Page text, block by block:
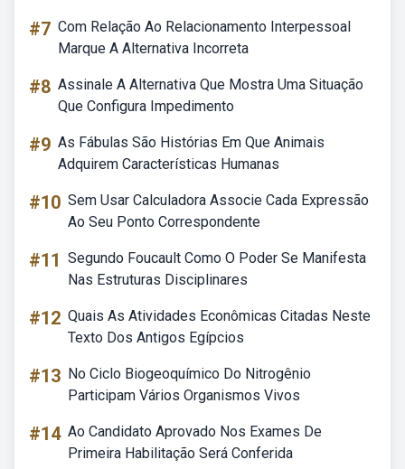
#7 Com Relação Ao Relacionamento Interpessoal
Marque A Alternativa Incorreta
#8 Assinale A Alternativa Que Mostra Uma Situação
Que Configura Impedimento
#9 As Fábulas São Histórias Em Que Animais
Adquirem Características Humanas
#10 Sem Usar Calculadora Associe Cada Expressão
Ao Seu Ponto Correspondente
#11 Segundo Foucault Como O Poder Se Manifesta
Nas Estruturas Disciplinares
#12 Quais As Atividades Econômicas Citadas Neste
Texto Dos Antigos Egípcios
#13 No Ciclo Biogeoquímico Do Nitrogênio
Participam Vários Organismos Vivos
#14 Ao Candidato Aprovado Nos Exames De
Primeira Habilitação Será Conferida